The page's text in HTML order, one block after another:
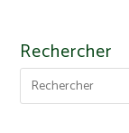
Rechercher